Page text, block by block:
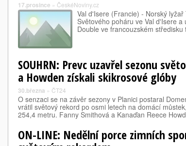
17.prosince » ČeskéNoviny.cz
Val d'Isere (Francie) - Norský
Světového poháru ve Val d'Isere
Double ve francouzském středisku
SOUHRN: Prevc uzavřel sezonu
a Howden získali skikrosové glóby
30.března » ČT24
O senzaci se na závěr sezony v Planici postaral
vrátil světový rekord po osmi letech na domácí
254,4 metru. Fanny Smithová a Kanaďan Reece
ON-LINE: Nedělní porce zimních